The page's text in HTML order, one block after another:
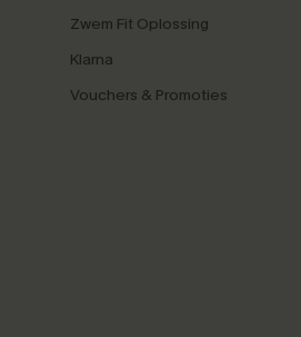
Zwem Fit Oplossing
Klarna
Vouchers & Promoties